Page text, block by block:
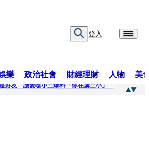
登入
樂 政治社會 財經理財 人物 美
好友 護愛嗆小三爆料「你在講三小」